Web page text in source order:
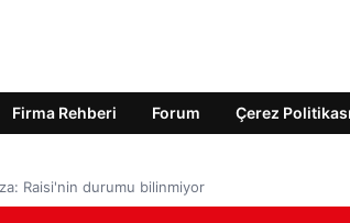
Firma Rehberi Forum Çerez Politikası
Raisi'nin durumu bilinmiyor